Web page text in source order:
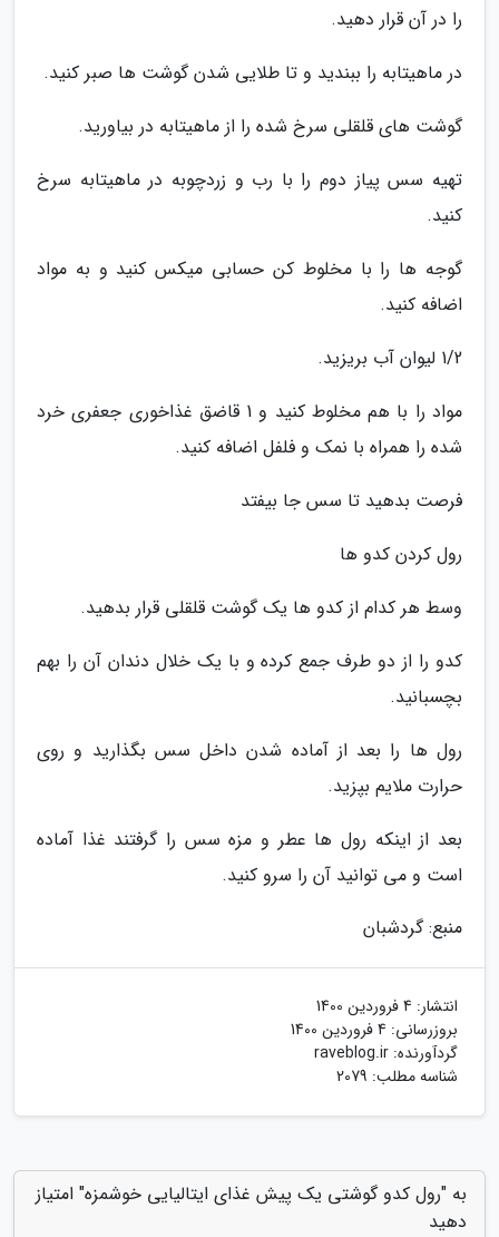
را در آن قرار دهید.
در ماهیتابه را ببندید و تا طلایی شدن گوشت ها صبر کنید.
گوشت های قلقلی سرخ شده را از ماهیتابه در بیاورید.
تهیه سس پیاز دوم را با رب و زردچوبه در ماهیتابه سرخ
کنید.
گوجه ها را با مخلوط کن حسابی میکس کنید و به مواد
اضافه کنید.
1/2 لیوان آب بریزید.
مواد را با هم مخلوط کنید و 1 قاضق غذاخوری جعفری خرد
شده را همراه با نمک و فلفل اضافه کنید.
فرصت بدهید تا سس جا بیفتد
رول کردن کدو ها
وسط هر کدام از کدو ها یک گوشت قلقلی قرار بدهید.
کدو را از دو طرف جمع کرده و با یک خلال دندان آن را بهم
بچسبانید.
رول ها را بعد از آماده شدن داخل سس بگذارید و روی
حرارت ملایم بپزید.
بعد از اینکه رول ها عطر و مزه سس را گرفتند غذا آماده
است و می توانید آن را سرو کنید.
منبع: گردشبان
انتشار: 4 فروردین 1400
بروزرسانی: 4 فروردین 1400
گردآورنده: raveblog.ir
شناسه مطلب: 2079
به "رول کدو گوشتی یک پیش غذای ایتالیایی خوشمزه" امتیاز
دهید